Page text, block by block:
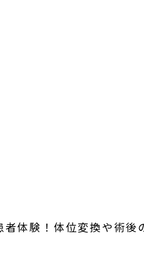
体験！体位変換や術